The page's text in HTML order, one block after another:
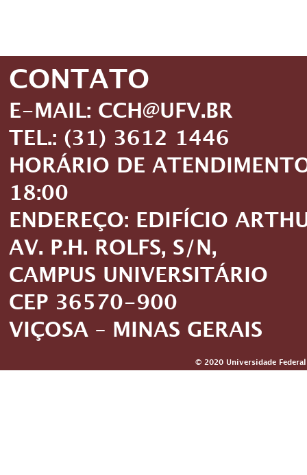
CONTATO
E-MAIL: CCH@UFV.BR
TEL.: (31) 3612 1446
HORÁRIO DE
18:00
ENDEREÇO: EDIFÍCIO
AV. P.H. ROLFS, S/N,
CAMPUS UNIVERSITÁRIO
CEP 36570-900
VIÇOSA – MINAS GERAIS
© 2020 Universidade